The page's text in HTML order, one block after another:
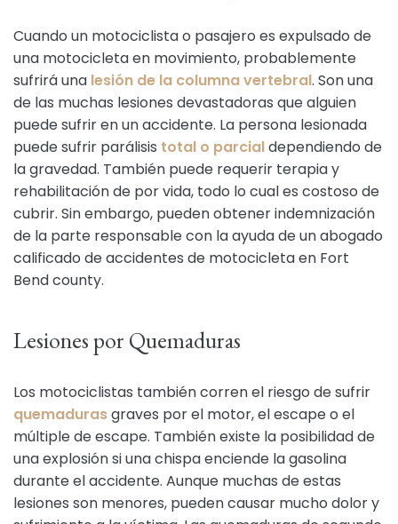
Cuando un motociclista o pasajero es expulsado de
una motocicleta en movimiento, probablemente
sufrirá una lesión de la columna vertebral. Son una
de las muchas lesiones devastadoras que alguien
puede sufrir en un accidente. La persona lesionada
puede sufrir parálisis total o parcialdependiendo de
la gravedad. También puede requerir terapia y
rehabilitación de por vida, todo lo cual es costoso de
cubrir. Sin embargo, pueden obtener indemnización
de la parte responsable con la ayuda de un abogado
calificado de accidentes de motocicleta en Fort
Bend county.
Lesiones por Quemaduras
Los motociclistas también corren el riesgo de sufrir
quemadurasgraves por el motor, el escape o el
múltiple de escape. También existe la posibilidad de
una explosión si una chispa enciende la gasolina
durante el accidente. Aunque muchas de estas
lesiones son menores, pueden causar mucho dolor y